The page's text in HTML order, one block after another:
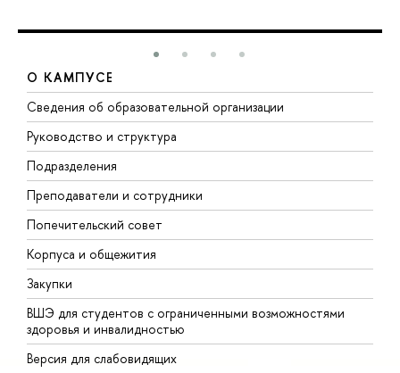
О КАМПУСЕ
Сведения об образовательной организации
Руководство и структура
Подразделения
Преподаватели и сотрудники
Попечительский совет
Корпуса и общежития
Закупки
ВШЭ для студентов с ограниченными возможностями
здоровья и инвалидностью
Версия для слабовидящих